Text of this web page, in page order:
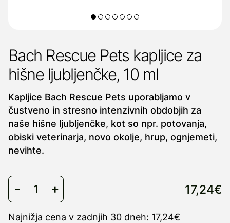
Bach Rescue Pets kapljice za
hišne ljubljenčke, 10 ml
Kapljice Bach Rescue Pets uporabljamo v
čustveno in stresno intenzivnih obdobjih za
naše hišne ljubljenčke, kot so npr. potovanja,
obiski veterinarja, novo okolje, hrup, ognjemeti,
nevihte.
17,24€
Najnižja cena v zadnjih 30 dneh: 17,24€